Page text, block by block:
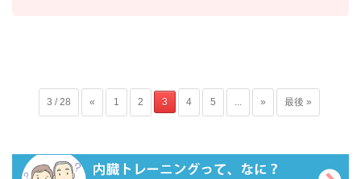
3 / 28 « 1 2 3 4 5 ... » 最後 »